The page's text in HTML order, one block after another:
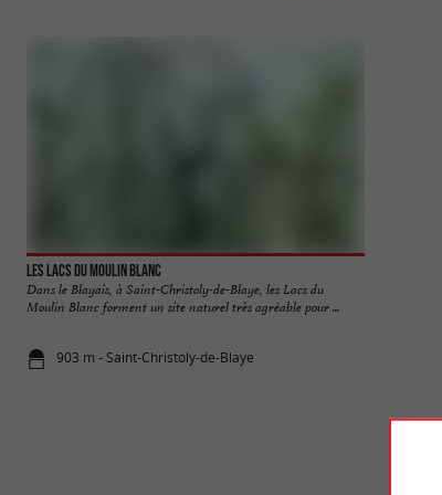
Les Lacs du Moulin Blanc
Dans le Blayais, à Saint-Christoly-de-Blaye, les Lacs du
Moulin Blanc forment un site naturel très agréable pour ...
903 m - Saint-Christoly-de-Blaye